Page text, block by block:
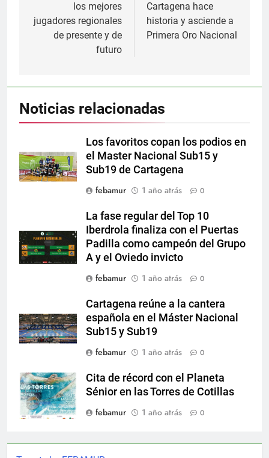
entradas
los mejores
jugadores regionales
de presente y de
futuro
Cartagena hace
historia y asciende a
Primera Oro Nacional
Noticias relacionadas
Los favoritos copan los podios en
el Master Nacional Sub15 y
Sub19 de Cartagena
febamur
1 año atrás 0
La fase regular del Top 10
Iberdrola finaliza con el Puertas
Padilla como campeón del Grupo
A y el Oviedo invicto
febamur
1 año atrás 0
Cartagena reúne a la cantera
española en el Máster Nacional
Sub15 y Sub19
febamur
1 año atrás 0
Cita de récord con el Planeta
Sénior en las Torres de Cotillas
febamur
1 año atrás 0